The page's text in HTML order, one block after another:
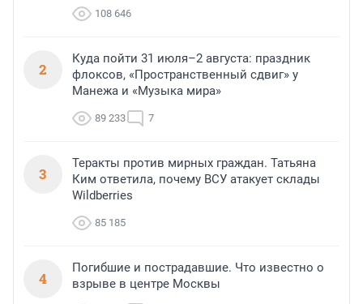
108 646
2
Куда пойти 31 июля–2 августа: праздник
флоксов, «Пространственный сдвиг» у
Манежа и «Музыка мира»
89 233 7
3
Теракты против мирных граждан. Татьяна
Ким ответила, почему ВСУ атакует склады
Wildberries
85 185
4
Погибшие и пострадавшие. Что известно о
взрыве в центре Москвы